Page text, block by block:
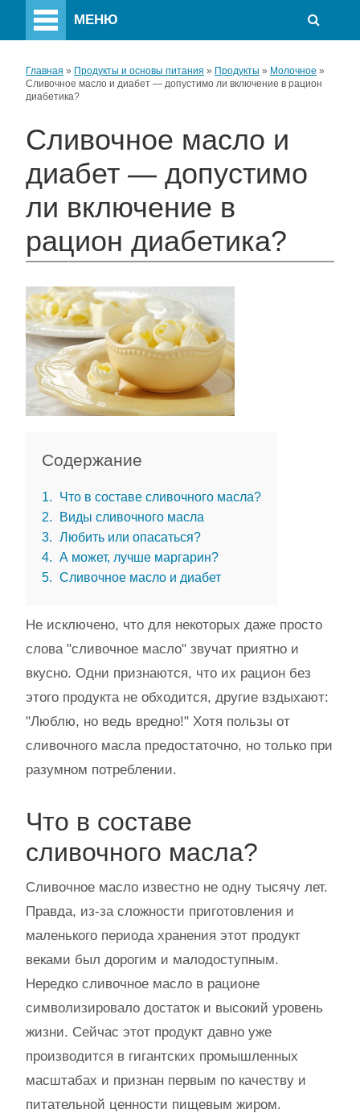
МЕНЮ
Главная » Продукты и основы питания » Продукты » Молочное »
Сливочное масло и диабет — допустимо ли включение в рацион
диабетика?
Сливочное масло и
диабет — допустимо
ли включение в
рацион диабетика?
Содержание
1
Что в составе сливочного масла?
2
Виды сливочного масла
3
Любить или опасаться?
4
А может, лучше маргарин?
5
Сливочное масло и диабет
Не исключено, что для некоторых даже просто
слова "сливочное масло" звучат приятно и
вкусно. Одни признаются, что их рацион без
этого продукта не обходится, другие вздыхают:
"Люблю, но ведь вредно!" Хотя пользы от
сливочного масла предостаточно, но только при
разумном потреблении.
Что в составе
сливочного масла?
Сливочное масло известно не одну тысячу лет.
Правда, из-за сложности приготовления и
маленького периода хранения этот продукт
веками был дорогим и малодоступным.
Нередко сливочное масло в рационе
символизировало достаток и высокий уровень
жизни. Сейчас этот продукт давно уже
производится в гигантских промышленных
масштабах и признан первым по качеству и
питательной ценности пищевым жиром.